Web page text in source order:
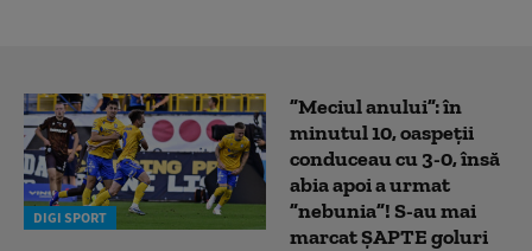
DIGI SPORT
”Meciul anului”: în
minutul 10, oaspeții
conduceau cu 3-0, însă
abia apoi a urmat
”nebunia”! S-au mai
marcat ȘAPTE goluri